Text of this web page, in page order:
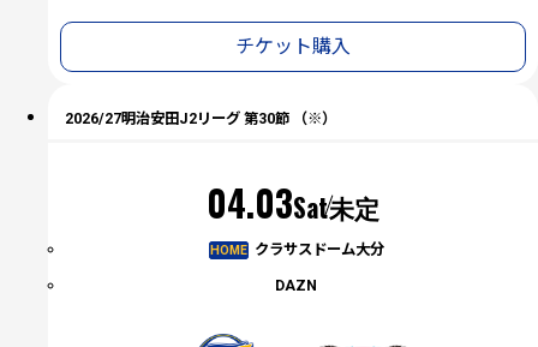
チケット購入
2026/27明治安田J2リーグ 第30節 （※）
04.03Sat未定
HOME クラサスドーム大分
DAZN